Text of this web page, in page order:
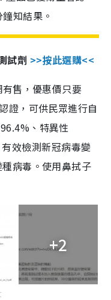
知結果。
試劑 >>按此選購<<
售，優惠價只要
證，可供民眾進行自
、特異性
效檢測新冠病毒變
病毒。使用鼻拭子
+2